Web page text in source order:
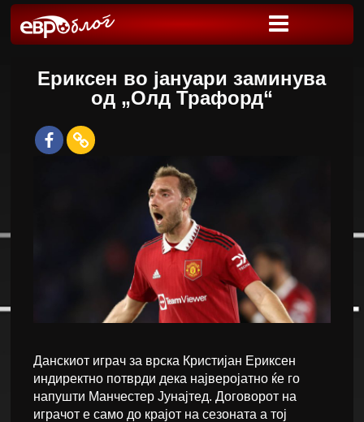
Ериксен во јануари заминува
од „Олд Трафорд“
Данскиот играч за врска Кристијан Ериксен
индиректно потврди дека најверојатно ќе го
напушти Манчестер Јунајтед. Договорот на
играчот е само до крајот на сезоната а тој